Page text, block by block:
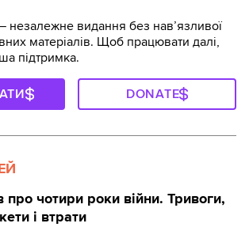
незалежне видання без навʼязливої
матеріалів. Щоб працювати далі,
підтримка.
DONATE
про чотири роки війни. Тривоги,
і втрати